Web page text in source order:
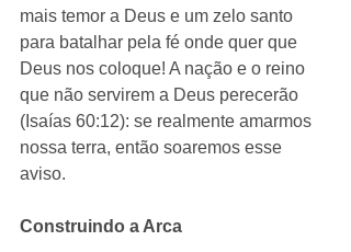
mais temor a Deus e um zelo santo
para batalhar pela fé onde quer que
Deus nos coloque! A nação e o reino
que não servirem a Deus perecerão
(Isaías 60:12): se realmente amarmos
nossa terra, então soaremos esse
aviso.
Construindo a Arca